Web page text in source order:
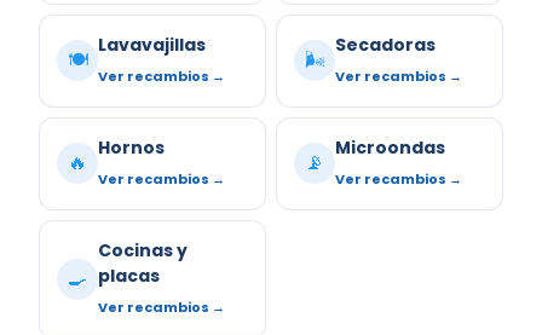
🍽️
Lavavajillas
Ver recambios →
🌬️
Secadoras
Ver recambios →
🔥
Hornos
Ver recambios →
📡
Microondas
Ver recambios →
🍳
Cocinas y
placas
Ver recambios →